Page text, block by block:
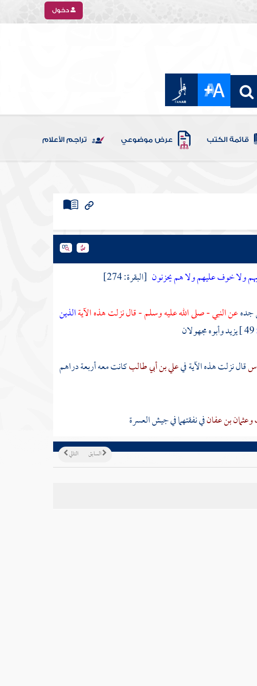
دخول
قائمة الكتب عرض موضوعي تراجم الأعلام
ولا خوف عليهم ولا هم يحزنون [البقرة: 274]
جدهعن النبي - صلى الله عليه وسلم - قال نزلت هذه الآيةالذين
يزيدوأبوه مجهولان
قال نزلت هذه الآية فيعلي بن أبي طالبكانت معه أربعة دراهم
وعثمان بن عفانفي نفقتهما في جيش العسرة
التالي السابق